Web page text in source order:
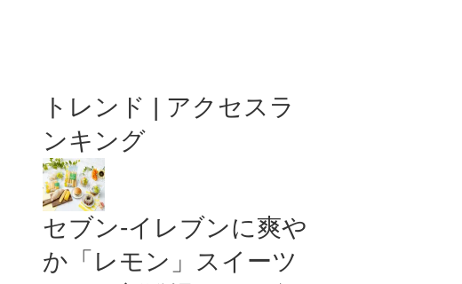
トレンド | アクセスラ
ンキング
セブン‐イレブンに爽や
か「レモン」スイーツ